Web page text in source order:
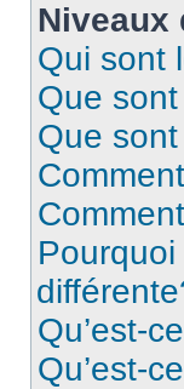
Niveaux
Qui sont
Que
Que
Qu’est-
Qu’est-